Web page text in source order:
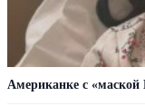
Американке с